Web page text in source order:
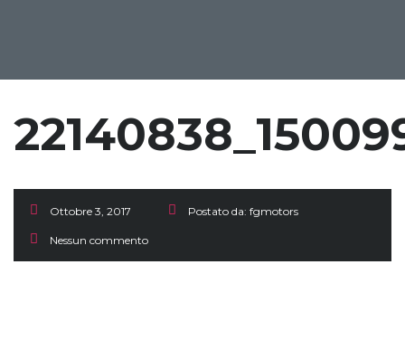
Ottobre 3, 2017 Postato da: fgmotors
Nessun commento